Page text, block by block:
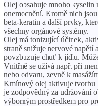
Olej obsahuje mnoho kyselin
onemocnění. Kromě nich
beta-keratin a další prvky,
všechny orgánové systémy.
Olej má tonizující účinek,
straně snižuje nervové napětí
povzbuzuje chuť k jídlu.
Vnitřně se užívá např. při
nebo odvaru, zevně k
Kmínový olej aktivuje tvorbu
je zodpovědný za udržování
výborným prostředkem pro